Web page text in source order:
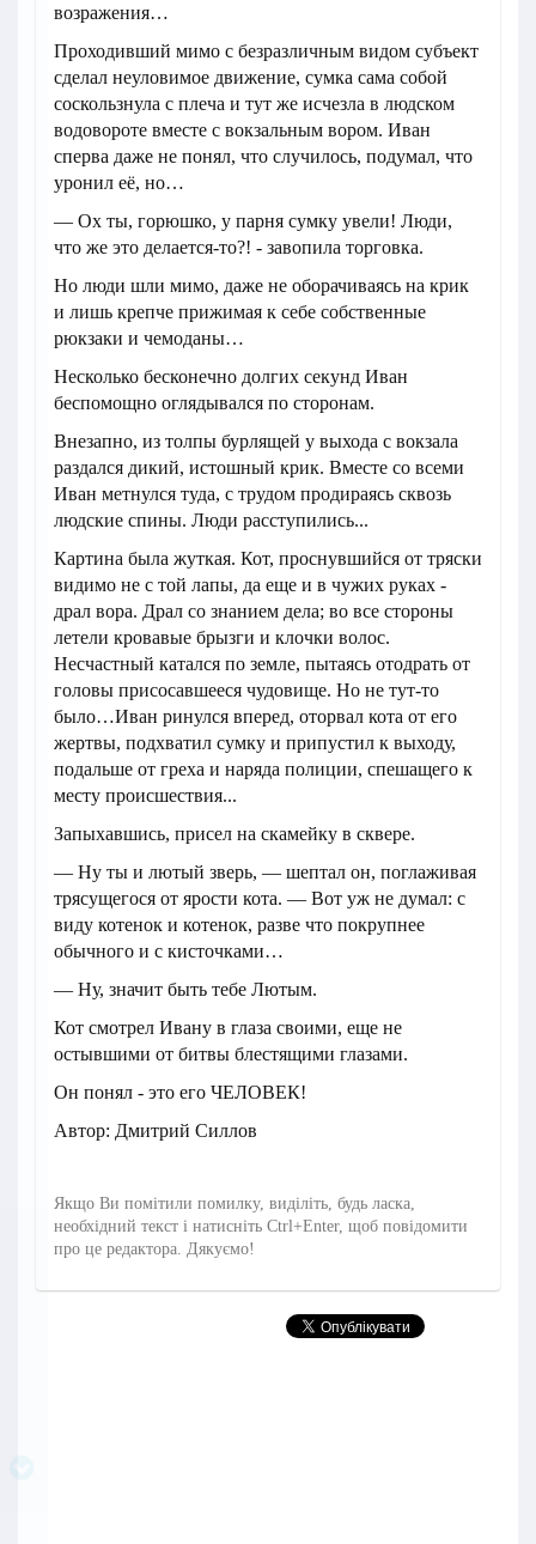
возражения…
Проходивший мимо с безразличным видом субъект
сделал неуловимое движение, сумка сама собой
соскользнула с плеча и тут же исчезла в людском
водовороте вместе с вокзальным вором. Иван
сперва даже не понял, что случилось, подумал, что
уронил её, но…
— Ох ты, горюшко, у парня сумку увели! Люди,
что же это делается-то?! - завопила торговка.
Но люди шли мимо, даже не оборачиваясь на крик
и лишь крепче прижимая к себе собственные
рюкзаки и чемоданы…
Несколько бесконечно долгих секунд Иван
беспомощно оглядывался по сторонам.
Внезапно, из толпы бурлящей у выхода с вокзала
раздался дикий, истошный крик. Вместе со всеми
Иван метнулся туда, с трудом продираясь сквозь
людские спины. Люди расступились...
Картина была жуткая. Кот, проснувшийся от тряски
видимо не с той лапы, да еще и в чужих руках -
драл вора. Драл со знанием дела; во все стороны
летели кровавые брызги и клочки волос.
Несчастный катался по земле, пытаясь отодрать от
головы присосавшееся чудовище. Но не тут-то
было…Иван ринулся вперед, оторвал кота от его
жертвы, подхватил сумку и припустил к выходу,
подальше от греха и наряда полиции, спешащего к
месту происшествия...
Запыхавшись, присел на скамейку в сквере.
— Ну ты и лютый зверь, — шептал он, поглаживая
трясущегося от ярости кота. — Вот уж не думал: с
виду котенок и котенок, разве что покрупнее
обычного и с кисточками…
— Ну, значит быть тебе Лютым.
Кот смотрел Ивану в глаза своими, еще не
остывшими от битвы блестящими глазами.
Он понял - это его ЧЕЛОВЕК!
Автор: Дмитрий Силлов
Якщо Ви помітили помилку, виділіть, будь ласка,
необхідний текст і натисніть Ctrl+Enter, щоб повідомити
про це редактора. Дякуємо!